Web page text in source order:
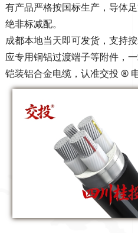
有产品严格按国标生产，导体
绝非标减配。
成都本地当天即可发货，支持
应专用铜铝过渡端子等附件，
铠装铝合金电缆，认准交投 ®